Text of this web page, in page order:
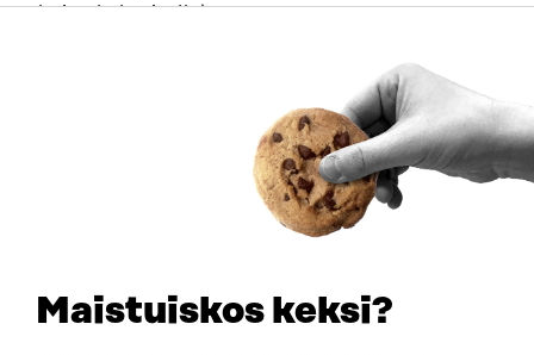
Maistuiskos keksi?
rahoitushakusivulla).
Voiko järjestön saamaa yleisavustusta
käyttää omarahoitusosuuteen, jos
rahoittaja hyväksyy tämän? Yleisavustus
on annettu järjestön yleiseen toimintaan
mutta Sitran kanssa tehtävä hanke voi
yleistä tarkoitusta toki myös tukea.
kuin Sitran rahoitusta vähintään 40 % hankkeen
kustannuksista. Määritetty 40 %:n osuus voi koostua